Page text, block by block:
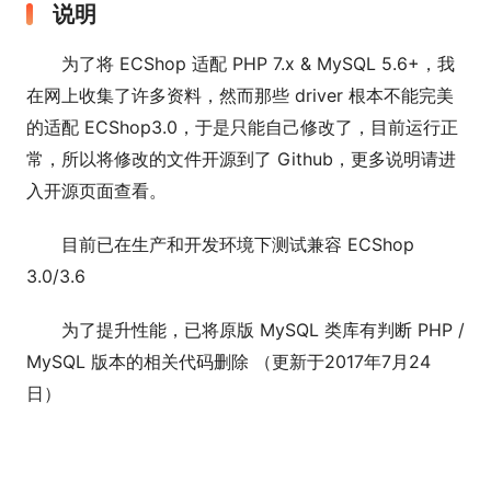
说明
为了将 ECShop 适配 PHP 7.x & MySQL 5.6+，我
在网上收集了许多资料，然而那些 driver 根本不能完美
的适配 ECShop3.0，于是只能自己修改了，目前运行正
常，所以将修改的文件开源到了 Github，更多说明请进
入开源页面查看。
目前已在生产和开发环境下测试兼容 ECShop
3.0/3.6
为了提升性能，已将原版 MySQL 类库有判断 PHP /
MySQL 版本的相关代码删除 （更新于2017年7月24
日）